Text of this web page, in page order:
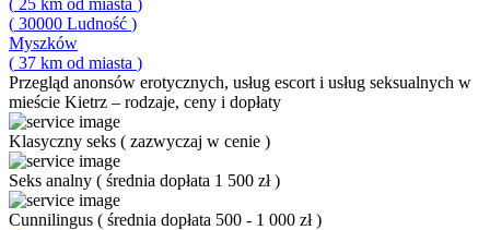
( 25 km od miasta )
( 30000 Ludność )
Myszków
( 37 km od miasta )
Przegląd anonsów erotycznych, usług escort i usług seksualnych w
mieście Kietrz – rodzaje, ceny i dopłaty
Klasyczny seks ( zazwyczaj w cenie )
Seks analny ( średnia dopłata 1 500 zł)
Cunnilingus ( średnia dopłata 500 - 1 000 zł)